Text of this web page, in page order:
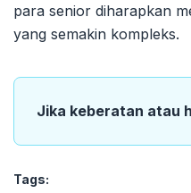
para senior diharapkan
yang semakin kompleks.
Jika keberatan atau
Tags: